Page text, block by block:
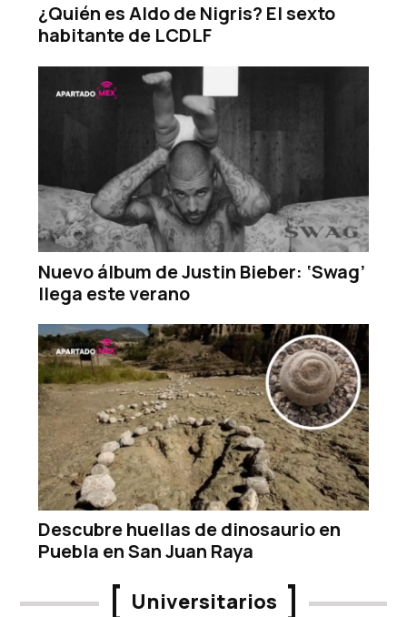
¿Quién es Aldo de Nigris? El sexto
habitante de LCDLF
Nuevo álbum de Justin Bieber: ‘Swag’
llega este verano
Descubre huellas de dinosaurio en
Puebla en San Juan Raya
Universitarios